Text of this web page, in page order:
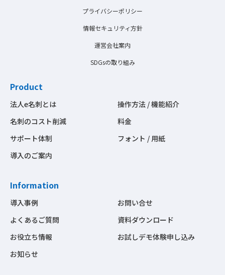
プライバシーポリシー
情報セキュリティ方針
運営会社案内
SDGsの取り組み
Product
法人e名刺とは
名刺のコスト削減
サポート体制
導入のご案内
操作方法 / 機能紹介
料金
フォント / 用紙
Information
導入事例
よくあるご質問
お役立ち情報
お知らせ
お問い合せ
資料ダウンロード
お試しデモ体験申し込み